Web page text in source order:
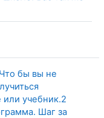
бы вы не
учебник.2
Шаг за